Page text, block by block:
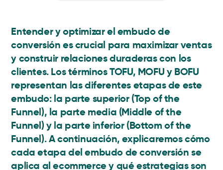
Entender y optimizar el embudo de
conversión es crucial para maximizar ventas
y construir relaciones duraderas con los
clientes. Los términos TOFU, MOFU y BOFU
representan las diferentes etapas de este
embudo: la parte superior (Top of the
Funnel), la parte media (Middle of the
Funnel) y la parte inferior (Bottom of the
Funnel). A continuación, explicaremos cómo
cada etapa del embudo de conversión se
aplica al ecommerce y qué estrategias son